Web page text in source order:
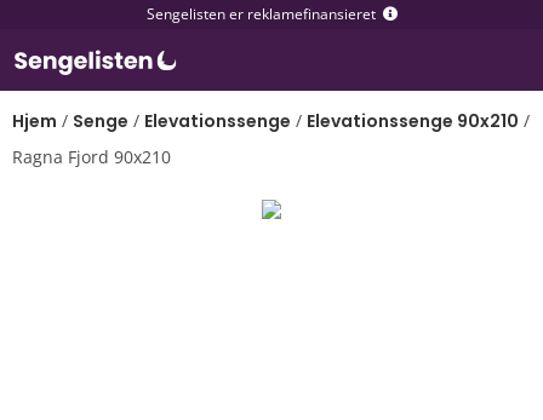
Sengelisten er reklamefinansieret
Hjem / Senge / Elevationssenge / Elevationssenge 90x210 /
Ragna Fjord 90x210